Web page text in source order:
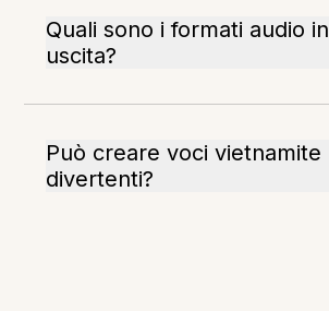
Quali sono i formati audio in
uscita?
Può creare voci vietnamite
divertenti?